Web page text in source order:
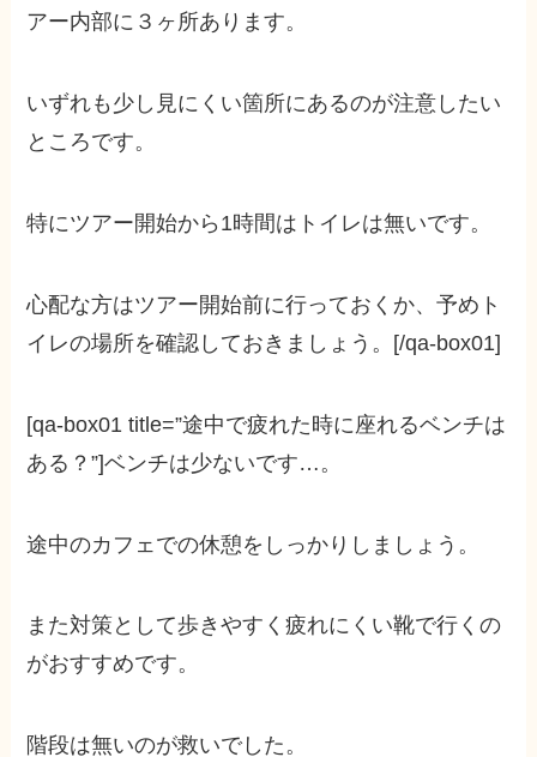
アー内部に３ヶ所あります。
いずれも少し見にくい箇所にあるのが注意したい
ところです。
特にツアー開始から1時間はトイレは無いです。
心配な方はツアー開始前に行っておくか、予めト
イレの場所を確認しておきましょう。[/qa-box01]
[qa-box01 title=”途中で疲れた時に座れるベンチは
ある？”]ベンチは少ないです…。
途中のカフェでの休憩をしっかりしましょう。
また対策として歩きやすく疲れにくい靴で行くの
がおすすめです。
階段は無いのが救いでした。